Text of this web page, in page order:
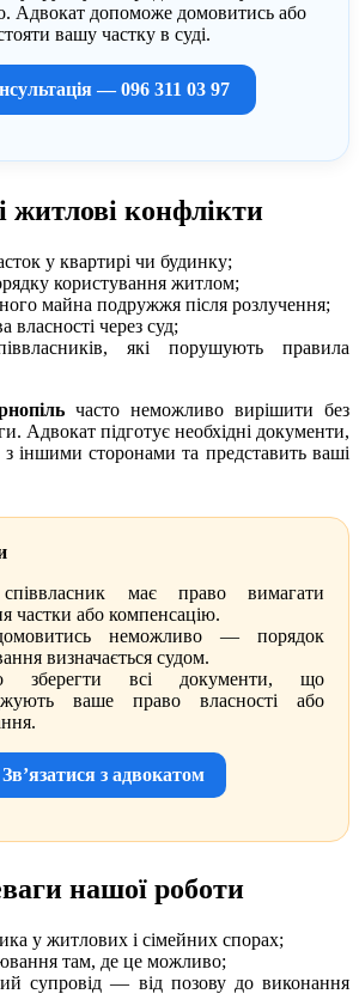
Адвокат допоможе домовитись або
вашу частку в суді.
— 096 311 03 97
житлові конфлікти
у квартирі чи будинку;
користування житлом;
майна подружжя після розлучення;
власності через суд;
які порушують правила
часто неможливо вирішити без
Адвокат підготує необхідні документи,
іншими сторонами та представить ваші
має право вимагати
частки або компенсацію.
неможливо — порядок
визначається судом.
зберегти всі документи, що
ваше право власності або
з адвокатом
нашої роботи
у житлових і сімейних спорах;
там, де це можливо;
супровід — від позову до виконання